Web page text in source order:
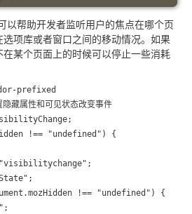
帮助开发者监听用户的焦点在哪个页
项库或者窗口之间的移动情况。如果
某个页面上的时候可以停止一些消耗
prefixed
藏属性和可见状态改变事件
!== "undefined") {
!== "undefined") {